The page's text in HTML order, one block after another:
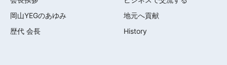
岡山YEGのあゆみ
歴代 会長
地元へ貢献
History